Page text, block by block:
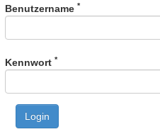
Benutzername*
Kennwort*
Login